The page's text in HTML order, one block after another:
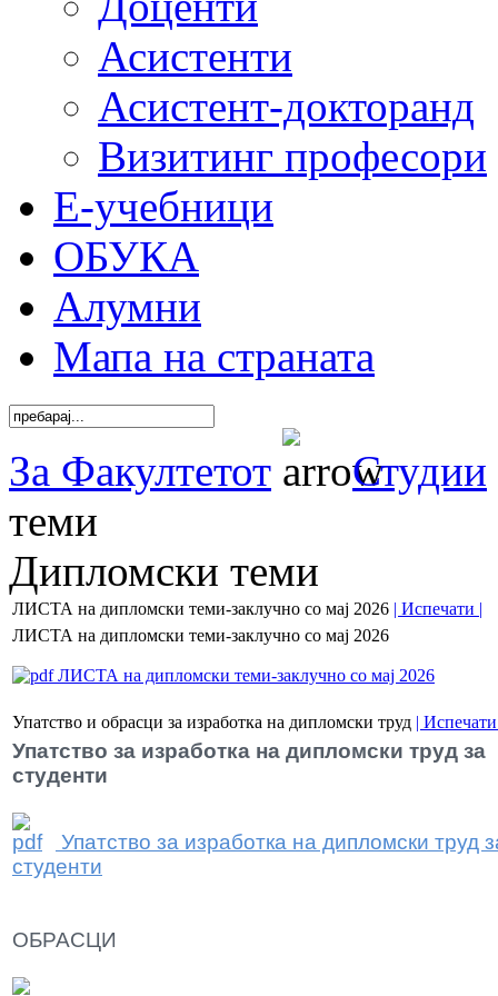
Асистенти
Асистент-докторанд
Визитинг професори
Е-учебници
ОБУКА
Алумни
Мапа на страната
За Факултетот
Студии
теми
Дипломски теми
ЛИСТА на дипломски теми-заклучно со мај 2026 | Испечати |
ЛИСТА на дипломски теми-заклучно со мај 2026
ЛИСТА на дипломски теми-заклучно со мај 2026
Упатство и обрасци за изработка на дипломски труд |
Упатство за изработка на дипломски труд за
студенти
Упатство за изработка на дипломски труд
студенти
ОБРАСЦИ